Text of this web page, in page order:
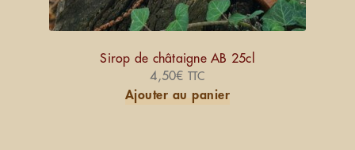
Sirop de châtaigne AB 25cl
4,50€ TTC
Ajouter au panier